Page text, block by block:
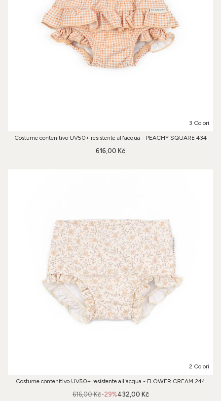
3 Colori
Costume contenitivo UV50+ resistente all'acqua - PEACHY SQUARE 434
616,00 Kč
2 Colori
Costume contenitivo UV50+ resistente all'acqua - FLOWER CREAM 244
-29%
616,00 Kč 432,00 Kč